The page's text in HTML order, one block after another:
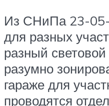
Из СНиПа 23-
для разных
разный
разумно
гараже для
проводятся